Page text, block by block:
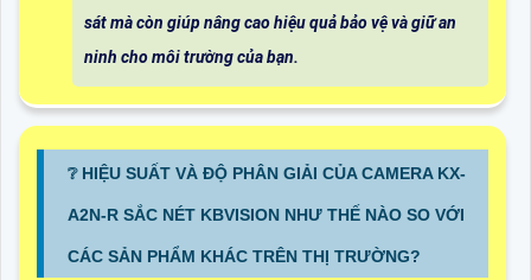
sát mà còn giúp nâng cao hiệu quả bảo vệ và giữ an
ninh cho môi trường của bạn.
❔ HIỆU SUẤT VÀ ĐỘ PHÂN GIẢI CỦA CAMERA KX-
A2N-R SẮC NÉT KBVISION NHƯ THẾ NÀO SO VỚI
CÁC SẢN PHẨM KHÁC TRÊN THỊ TRƯỜNG?